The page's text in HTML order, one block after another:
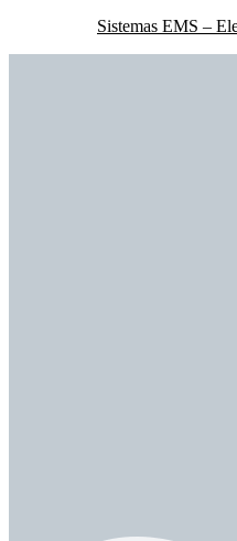
Sistemas EMS –